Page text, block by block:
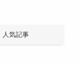
人気記事